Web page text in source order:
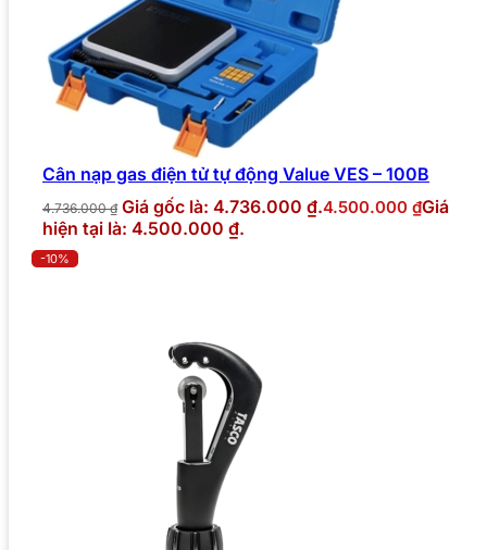
Cân nạp gas điện tử tự động Value VES – 100B
4.736.000₫ Giá gốc là: 4.736.000 ₫.4.500.000 ₫Giá
hiện tại là: 4.500.000 ₫.
-10%